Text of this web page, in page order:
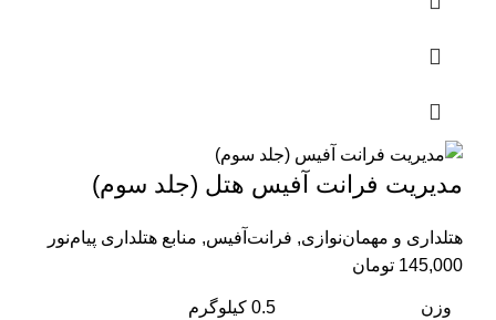
مدیریت فرانت آفیس هتل (جلد سوم)
هتلداری و مهمان‌نوازی, فرانت‌آفیس, منابع هتلداری پیام‌نور
145,000 تومان
وزن 0.5 کیلوگرم